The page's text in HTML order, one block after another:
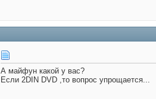
А майфун какой у вас?
Если 2DIN DVD ,то вопрос упрощается...